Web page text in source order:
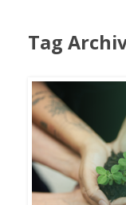
Tag